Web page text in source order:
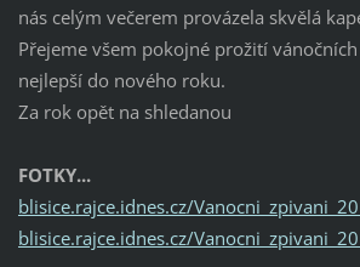
nás celým večerem provázela skvělá
Přejeme všem pokojné prožití
nejlepší do nového roku.
Za rok opět na shledanou
FOTKY...
blisice.rajce.idnes.cz/
blisice.rajce.idnes.cz/